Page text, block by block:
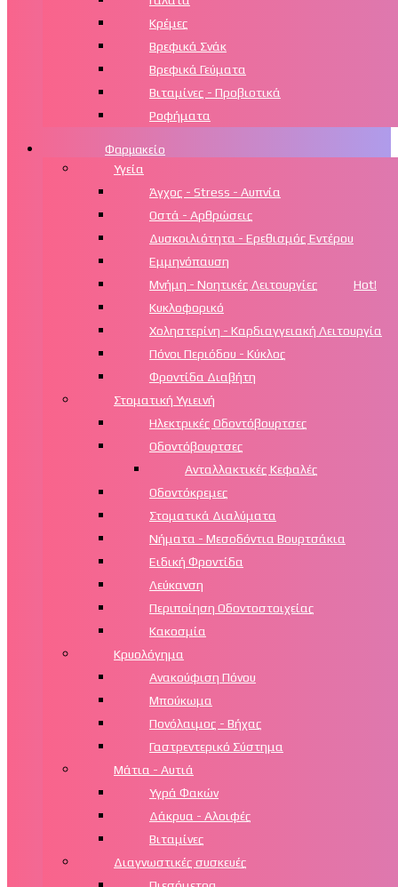
Κρέμες
Βρεφικά Σνάκ
Βρεφικά Γεύματα
Βιταμίνες - Προβιοτικά
Ροφήματα
Φαρμακείο
Υγεία
Άγχος - Stress - Αυπνία
Οστά - Αρθρώσεις
Δυσκοιλιότητα - Ερεθισμός Εντέρου
Εμμηνόπαυση
Μνήμη - Νοητικές Λειτουργίες
Hot!
Κυκλοφορικό
Χοληστερίνη - Καρδιαγγειακή Λειτουργία
Πόνοι Περιόδου - Κύκλος
Φροντίδα Διαβήτη
Στοματική Υγιεινή
Ηλεκτρικές Οδοντόβουρτσες
Οδοντόβουρτσες
Ανταλλακτικές Κεφαλές
Οδοντόκρεμες
Στοματικά Διαλύματα
Νήματα - Μεσοδόντια Βουρτσάκια
Ειδική Φροντίδα
Λεύκανση
Περιποίηση Οδοντοστοιχείας
Κακοσμία
Κρυολόγημα
Ανακούφιση Πόνου
Μπούκωμα
Πονόλαιμος - Βήχας
Γαστρεντερικό Σύστημα
Μάτια - Αυτιά
Υγρά Φακών
Δάκρυα - Αλοιφές
Βιταμίνες
Διαγνωστικές συσκευές